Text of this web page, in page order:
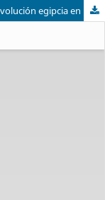
Framing e islamofobia. La cobertura de la revolución egipcia en la prensa española de referencia (2011-2013)